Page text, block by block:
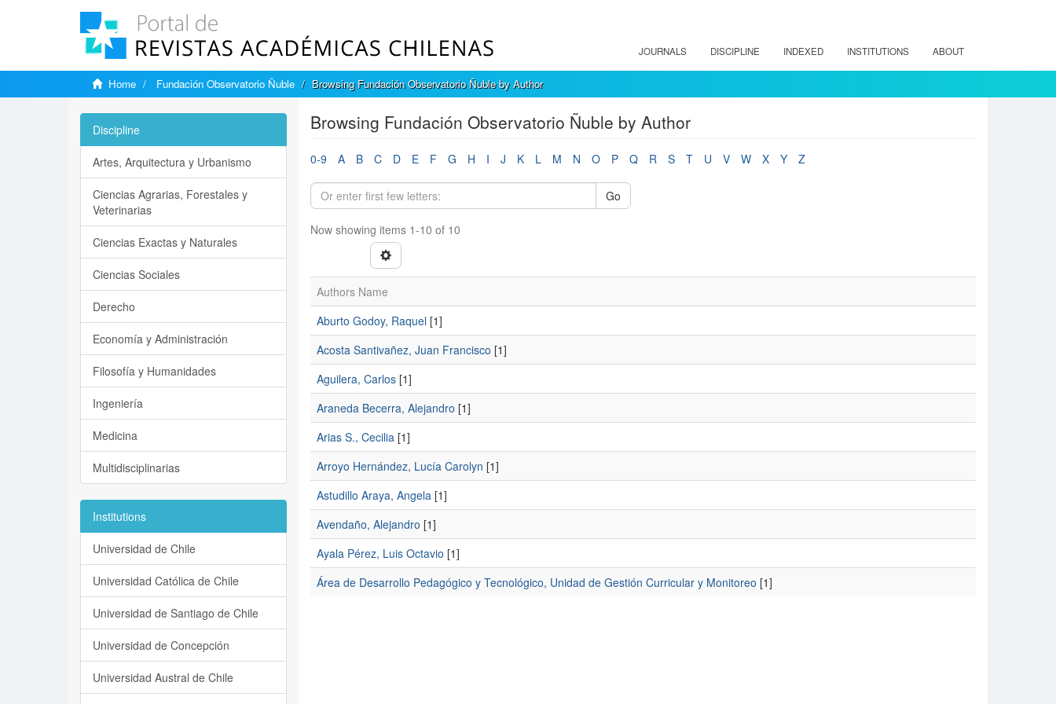
JOURNALS DISCIPLINE INDEXED INSTITUTIONS ABOUT
Home Fundación Observatorio Ñuble Browsing Fundación Observatorio Ñuble by Author
Browsing Fundación Observatorio Ñuble by Author
0-9 A B C D E F G H I J K L M N O P Q R S T U V W X Y Z
Go
Now showing items 1-10 of 10
Authors Name
Aburto Godoy, Raquel[1]
Acosta Santivañez, Juan Francisco [1]
Aguilera, Carlos[1]
Araneda Becerra, Alejandro [1]
Arias S., Cecilia[1]
Arroyo Hernández, Lucía Carolyn [1]
Astudillo Araya, Angela[1]
Avendaño, Alejandro [1]
Ayala Pérez, Luis Octavio [1]
Área de Desarrollo Pedagógico y Tecnológico, Unidad de Gestión Curricular y Monitoreo [1]
Discipline
Artes, Arquitectura y Urbanismo
Ciencias Agrarias, Forestales y
Veterinarias
Ciencias Exactas y Naturales
Ciencias Sociales
Derecho
Economía y Administración
Filosofía y Humanidades
Ingeniería
Medicina
Multidisciplinarias
Institutions
Universidad de Chile
Universidad Católica de Chile
Universidad de Santiago de Chile
Universidad de Concepción
Universidad Austral de Chile